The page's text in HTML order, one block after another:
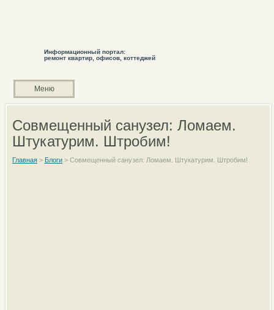
Информационный портал:
ремонт квартир, офисов, коттеджей
Меню
Совмещенный санузел: Ломаем.
Штукатурим. Штробим!
Главная> Блоги> Совмещенный санузел: Ломаем. Штукатурим. Штробим!